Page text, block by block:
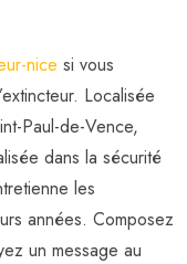
nice si vous
Localisée
Paul-de-Vence,
dans la sécurité
les
années. Composez
un message au